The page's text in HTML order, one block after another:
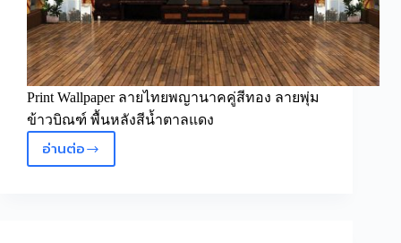
Print Wallpaper ลายไทยพญานาคคู่สีทอง ลายพุ่ม
ข้าวบิณฑ์ พื้นหลังสีน้ำตาลแดง
อ่านต่อวอลเปเปอร์